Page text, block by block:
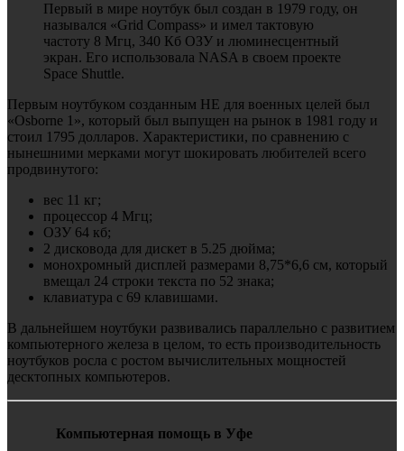
Первый в мире ноутбук был создан в 1979 году, он
назывался «Grid Compass» и имел тактовую
частоту 8 Мгц, 340 Кб ОЗУ и люминесцентный
экран. Его использовала NASA в своем проекте
Space Shuttle.
Первым ноутбуком созданным НЕ для военных целей был
«Osborne 1», который был выпущен на рынок в 1981 году и
стоил 1795 долларов. Характеристики, по сравнению с
нынешними мерками могут шокировать любителей всего
продвинутого:
вес 11 кг;
процессор 4 Мгц;
ОЗУ 64 кб;
2 дисковода для дискет в 5.25 дюйма;
монохромный дисплей размерами 8,75*6,6 см, который
вмещал 24 строки текста по 52 знака;
клавиатура с 69 клавишами.
В дальнейшем ноутбуки развивались параллельно с развитием
компьютерного железа в целом, то есть производительность
ноутбуков росла с ростом вычислительных мощностей
десктопных компьютеров.
Компьютерная помощь в Уфе